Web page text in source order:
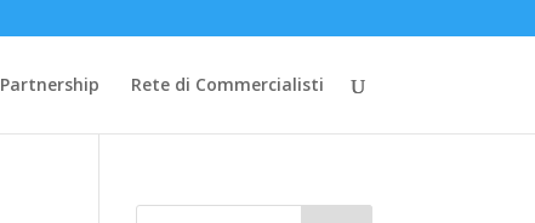
Partnership Rete di Commercialisti